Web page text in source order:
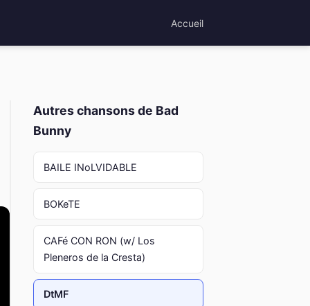
Accueil
Autres chansons de Bad
Bunny
BAILE INoLVIDABLE
BOKeTE
CAFé CON RON (w/ Los
Pleneros de la Cresta)
DtMF